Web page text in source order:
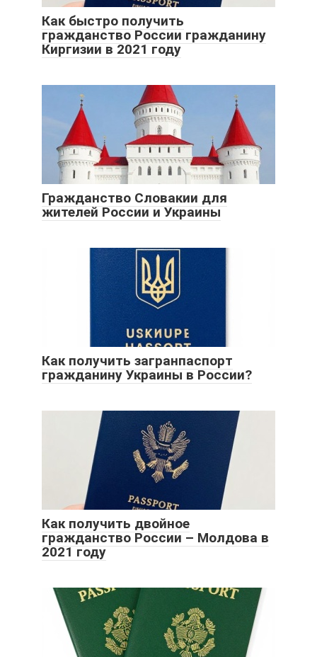
Как быстро получить
гражданство России гражданину
Киргизии в 2021 году
Гражданство Словакии для
жителей России и Украины
Как получить загранпаспорт
гражданину Украины в России?
Как получить двойное
гражданство России – Молдова в
2021 году